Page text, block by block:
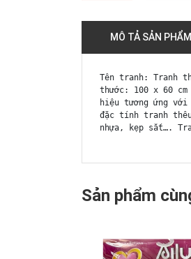
MÔ TẢ SẢN PHẨM
Tên tranh: Tranh
thước: 100 x 60
hiệu tương ứng
đặc tính tranh
nhựa, kẹp sắt….
Sản phẩm